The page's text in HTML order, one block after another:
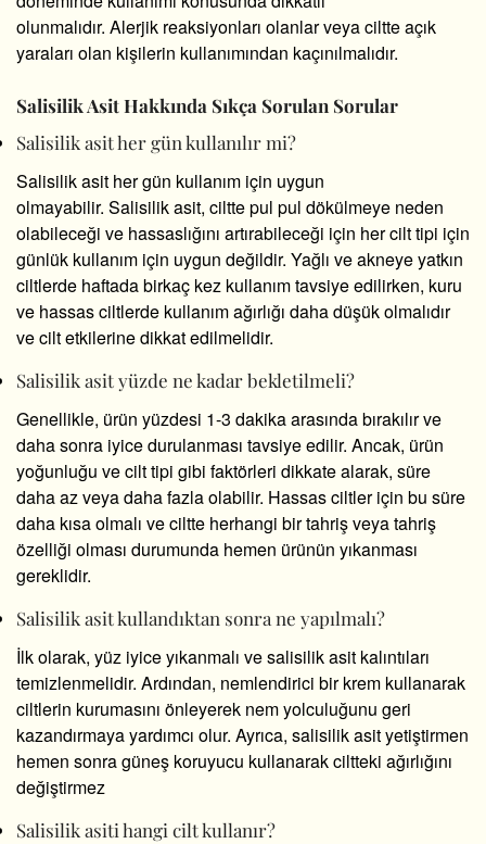
olunmalıdır. Alerjik reaksiyonları olanlar veya ciltte açık
yaraları olan kişilerin kullanımından kaçınılmalıdır.
Salisilik Asit Hakkında Sıkça Sorulan Sorular
Salisilik asit her gün kullanılır mi?
Salisilik asit her gün kullanım için uygun
olmayabilir. Salisilik asit, ciltte pul pul dökülmeye neden
olabileceği ve hassaslığını artırabileceği için her cilt tipi için
günlük kullanım için uygun değildir. Yağlı ve akneye yatkın
ciltlerde haftada birkaç kez kullanım tavsiye edilirken, kuru
ve hassas ciltlerde kullanım ağırlığı daha düşük olmalıdır
ve cilt etkilerine dikkat edilmelidir.
Salisilik asit yüzde ne kadar bekletilmeli?
Genellikle, ürün yüzdesi 1-3 dakika arasında bırakılır ve
daha sonra iyice durulanması tavsiye edilir. Ancak, ürün
yoğunluğu ve cilt tipi gibi faktörleri dikkate alarak, süre
daha az veya daha fazla olabilir. Hassas ciltler için bu süre
daha kısa olmalı ve ciltte herhangi bir tahriş veya tahriş
özelliği olması durumunda hemen ürünün yıkanması
gereklidir.
Salisilik asit kullandıktan sonra ne yapılmalı?
İlk olarak, yüz iyice yıkanmalı ve salisilik asit kalıntıları
temizlenmelidir. Ardından, nemlendirici bir krem ​​kullanarak
ciltlerin kurumasını önleyerek nem yolculuğunu geri
kazandırmaya yardımcı olur. Ayrıca, salisilik asit yetiştirmen
hemen sonra güneş koruyucu kullanarak ciltteki ağırlığını
değiştirmez
Salisilik asiti hangi cilt kullanır?